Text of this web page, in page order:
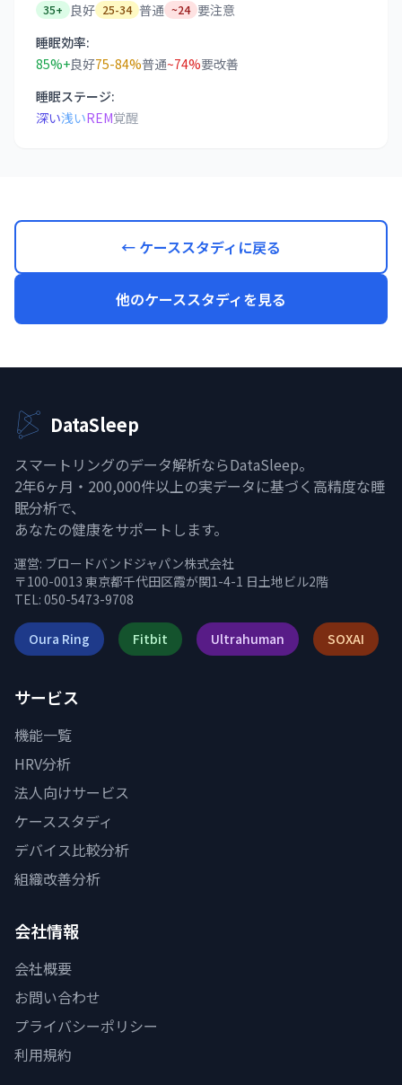
35+ 良好 25-34 普通 ~24 要注意
睡眠効率:
85%+良好75-84%普通~74%要改善
睡眠ステージ:
深い浅いREM覚醒
← ケーススタディに戻る
他のケーススタディを見る
DataSleep
スマートリングのデータ解析ならDataSleep。
2年6ヶ月・200,000件以上の実データに基づく高精度な睡
眠分析で、
あなたの健康をサポートします。
運営: ブロードバンドジャパン株式会社
〒100-0013 東京都千代田区霞が関1-4-1 日土地ビル2階
TEL: 050-5473-9708
Oura Ring Fitbit Ultrahuman SOXAI
サービス
機能一覧
HRV分析
法人向けサービス
ケーススタディ
デバイス比較分析
組織改善分析
会社情報
会社概要
お問い合わせ
プライバシーポリシー
利用規約